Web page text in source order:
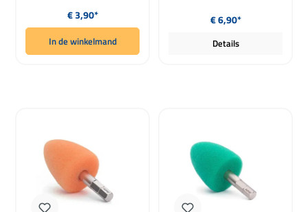
Normale prijs:
€ 3,90*
In de winkelmand
Normale prijs:
€ 6,90*
Details